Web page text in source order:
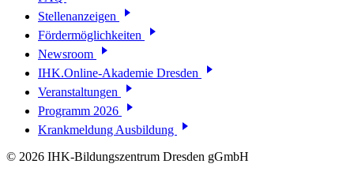
Stellenanzeigen
Fördermöglichkeiten
Newsroom
IHK.Online-Akademie Dresden
Veranstaltungen
Programm 2026
Krankmeldung Ausbildung
© 2026 IHK-Bildungszentrum Dresden gGmbH